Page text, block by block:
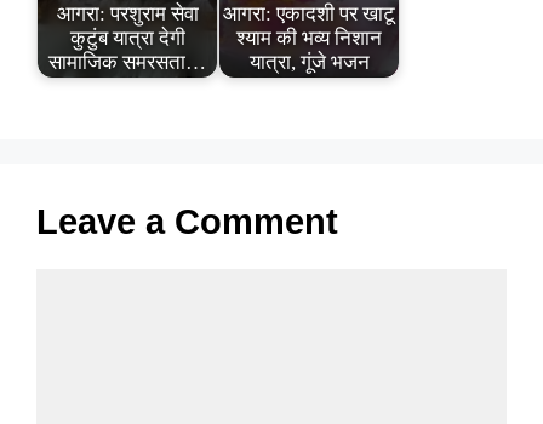
आगरा: परशुराम सेवा
कुटुंब यात्रा देगी
सामाजिक समरसता…
आगरा: एकादशी पर खाटू
श्याम की भव्य निशान
यात्रा, गूंजे भजन
Leave a Comment